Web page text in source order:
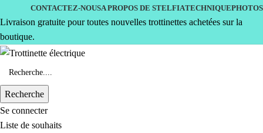
CONTACTEZ-NOUSA PROPOS DE STELFIATECHNIQUEPHOTOS
Livraison gratuite pour toutes nouvelles trottinettes achetées sur la
boutique.
Recherche
Se connecter
Liste de souhaits